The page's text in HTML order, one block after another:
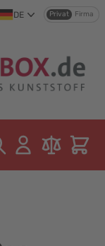
DE Privat Firma